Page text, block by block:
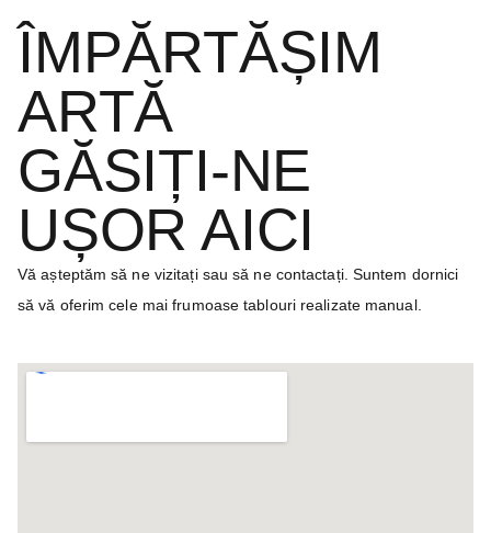
ÎMPĂRTĂȘIM
ARTĂ
GĂSIȚI-NE
UȘOR AICI
Vă așteptăm să ne vizitați sau să ne contactați. Suntem dornici
să vă oferim cele mai frumoase tablouri realizate manual.